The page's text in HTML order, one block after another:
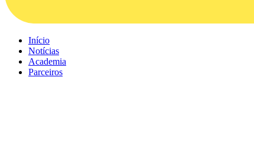
Início
Notícias
Academia
Parceiros